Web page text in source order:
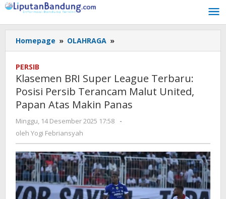
Lewati
konten
Homepage » OLAHRAGA »
BRI
Terbaru:
Posisi
Persib
Malut
Papan
Atas
Makin
Panas
PERSIB
Klasemen BRI Super League Terbaru:
Posisi Persib Terancam Malut United,
Papan Atas Makin Panas
Minggu, 14 Desember 2025 17:58
oleh
-
oleh Yogi Febriansyah